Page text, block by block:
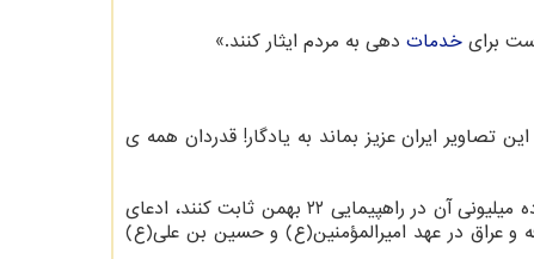
برای خدمات دهی به مردم ایثار کنند.»
ایران عزیز بماند به یادگار! قدردان همه ی
‏«باز هم در بهمن تماشایی⁩ چشم یزید زمان ز حلقه در آمد، تا ملت ایران⁩ و توده میلیونی آن در راهپیمایی ۲۲ بهمن⁩ ثابت کنند، ادعای
و عراق در عهد امیرالمؤمنین(ع) و حسین بن علی(ع)